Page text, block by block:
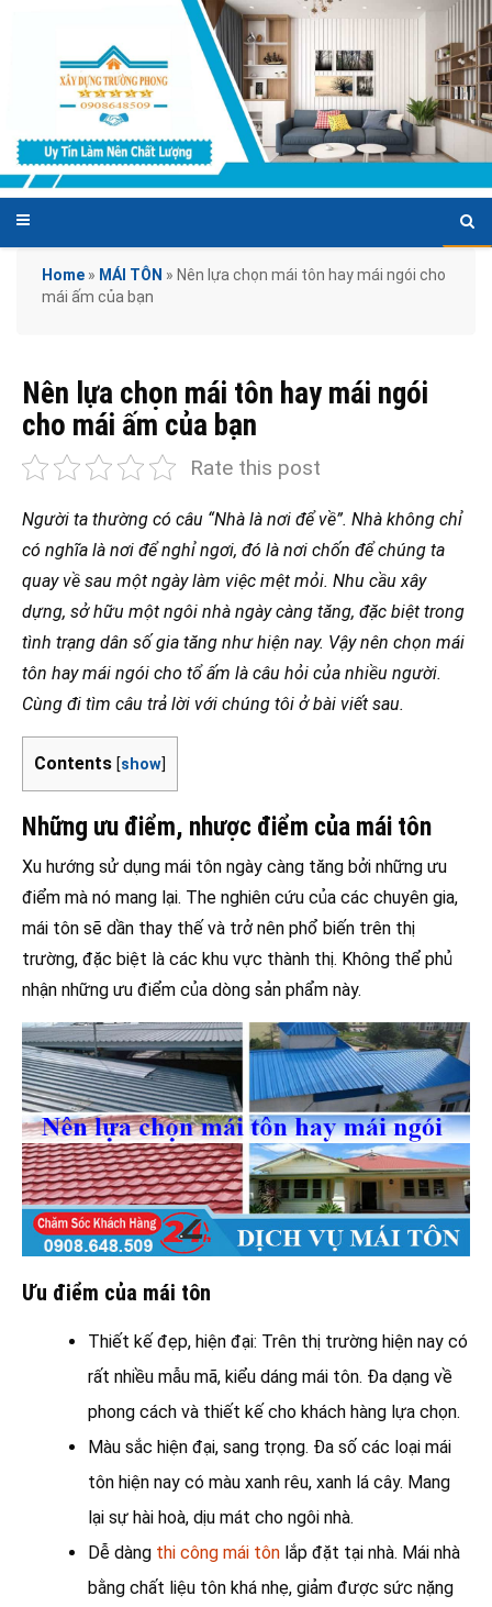
Home » MÁI TÔN » Nên lựa chọn mái tôn hay mái ngói cho
mái ấm của bạn
Nên lựa chọn mái tôn hay mái ngói
cho mái ấm của bạn
Rate this post
Người ta thường có câu “Nhà là nơi để về”. Nhà không chỉ
có nghĩa là nơi để nghỉ ngơi, đó là nơi chốn để chúng ta
quay về sau một ngày làm việc mệt mỏi. Nhu cầu xây
dựng, sở hữu một ngôi nhà ngày càng tăng, đặc biệt trong
tình trạng dân số gia tăng như hiện nay. Vậy nên chọn mái
tôn hay mái ngói cho tổ ấm là câu hỏi của nhiều người.
Cùng đi tìm câu trả lời với chúng tôi ở bài viết sau.
Contents [show]
Những ưu điểm, nhược điểm của mái tôn
Xu hướng sử dụng mái tôn ngày càng tăng bởi những ưu
điểm mà nó mang lại. The nghiên cứu của các chuyên gia,
mái tôn sẽ dần thay thế và trở nên phổ biến trên thị
trường, đặc biệt là các khu vực thành thị. Không thể phủ
nhận những ưu điểm của dòng sản phẩm này.
Ưu điểm của mái tôn
Thiết kế đẹp, hiện đại: Trên thị trường hiện nay có
rất nhiều mẫu mã, kiểu dáng mái tôn. Đa dạng về
phong cách và thiết kế cho khách hàng lựa chọn.
Màu sắc hiện đại, sang trọng. Đa số các loại mái
tôn hiện nay có màu xanh rêu, xanh lá cây. Mang
lại sự hài hoà, dịu mát cho ngôi nhà.
Dễ dàng thi công mái tôn lắp đặt tại nhà. Mái nhà
bằng chất liệu tôn khá nhẹ, giảm được sức nặng